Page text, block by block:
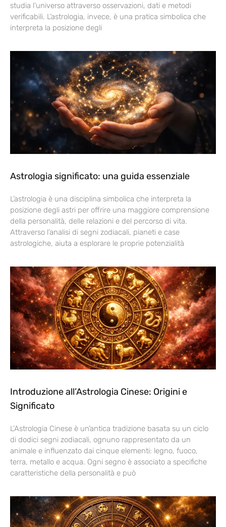
studia l’universo attraverso osservazioni, dati e metodi
verificabili. L’astrologia, invece, è una pratica simbolica che
interpreta la posizione degli
Astrologia significato: una guida essenziale
L’astrologia è una disciplina simbolica che interpreta la
posizione degli astri per offrire una maggiore comprensione
della personalità, delle relazioni e del percorso di vita.
Attraverso l’analisi di segni zodiacali, pianeti e case
astrologiche, aiuta a esplorare le proprie potenzialità
Introduzione all’Astrologia Cinese: Origini e
Significato
L’Astrologia Cinese è un’antica tradizione basata su un ciclo
di dodici segni zodiacali, ognuno rappresentato da un
animale e influenzato dai cinque elementi: legno, fuoco,
terra, metallo e acqua. Ogni segno è associato a specifiche
caratteristiche della personalità e può